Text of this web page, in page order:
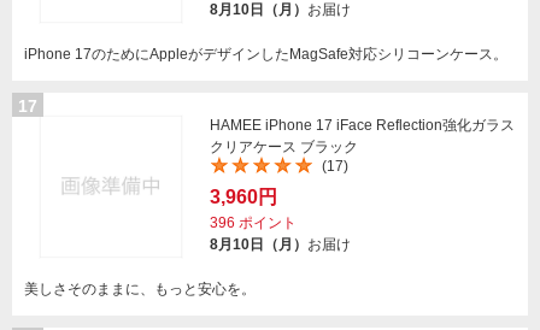
8月10日（月） お届け
iPhone 17のためにAppleがデザインしたMagSafe対応シリコーンケース。
17
HAMEE iPhone 17 iFace Reflection強化ガラス
クリアケース ブラック
(17)
3,960円
396 ポイント
8月10日（月） お届け
美しさそのままに、もっと安心を。